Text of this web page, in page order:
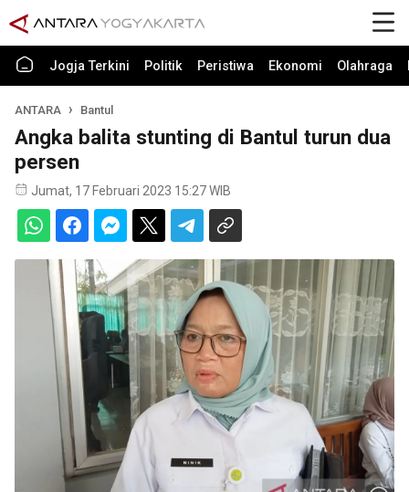
Jogja Terkini Politik Peristiwa Ekonomi Olahraga
ANTARA Bantul
Angka balita stunting di Bantul turun dua
persen
Jumat, 17 Februari 2023 15:27 WIB